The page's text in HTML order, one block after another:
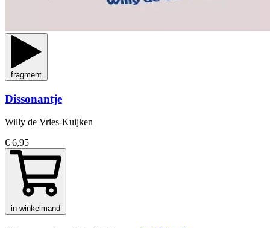
fragment
Dissonantje
Willy de Vries-Kuijken
€ 6,95
in winkelmand